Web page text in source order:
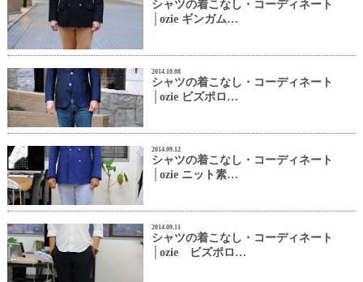
シャツの着こなし・コーディネート
│ozie ギンガム…
2014.10.08
シャツの着こなし・コーディネート
│ozie ビズポロ…
2014.09.12
シャツの着こなし・コーディネート
│ozie ニット素…
2014.09.11
シャツの着こなし・コーディネート
│ozie ビズポロ…